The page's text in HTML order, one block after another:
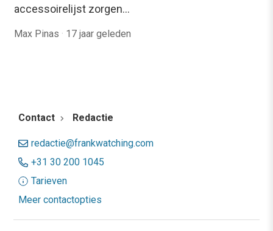
accessoirelijst zorgen…
Max Pinas · 17 jaar geleden
Contact Redactie
redactie@frankwatching.com
+31 30 200 1045
Tarieven
Meer contactopties